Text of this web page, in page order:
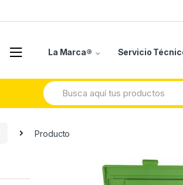
La Marca® Servicio
Search
for:
Producto